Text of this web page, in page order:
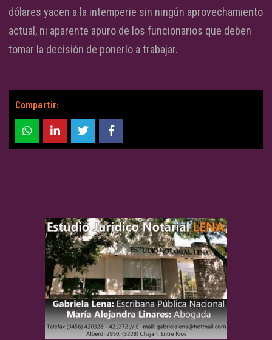
dólares yacen a la intemperie sin ningún aprovechamiento
actual, ni aparente apuro de los funcionarios que deben
tomar la decisión de ponerlo a trabajar.
Compartir: